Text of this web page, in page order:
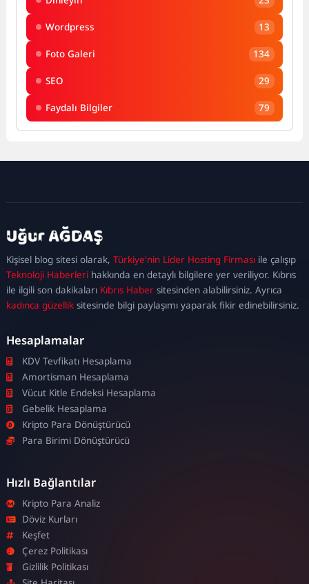
Wordpress 13
Foto Galeri 134
SEO 29
Faydalı Bilgiler 79
Kişisel blog sitesi olarak,Türkiye'nin Lider Hosting Firması ile çalışıp
Teknoloji Haberleri hakkında en detaylı bilgilere yer veriliyor. Kıbrıs
ile ilgili son dakikaları Kıbrıs Haber sitesinden alabilirsiniz. Ayrıca
kadınca güzellik sitesinde bilgi paylaşımı yaparak fikir edinebilirsiniz.
kadıköy
escortmaltepe
escortataşehir
escortümraniye
escort
Hesaplamalar
KDV Tevfikatı Hesaplama
Amortisman Hesaplama
Vücut Kitle Endeksi Hesaplama
Gebelik Hesaplama
Kripto Para Dönüştürücü
Para Birimi Dönüştürücü
Hızlı Bağlantılar
Kripto Para Analiz
Döviz Kurları
Keşfet
Çerez Politikası
Gizlilik Politikası